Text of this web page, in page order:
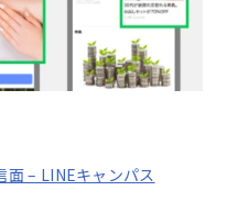
面 – LINEキャンパス